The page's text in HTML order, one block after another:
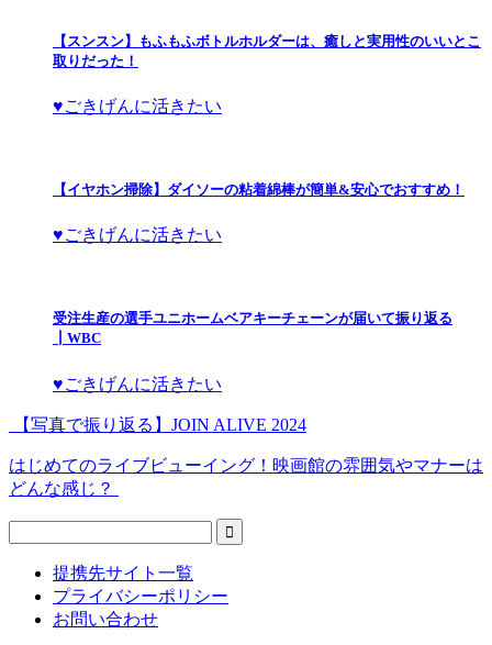
【スンスン】もふもふボトルホルダーは、癒しと実用性のいいとこ
取りだった！
♥ごきげんに活きたい
【イヤホン掃除】ダイソーの粘着綿棒が簡単&安心でおすすめ！
♥ごきげんに活きたい
受注生産の選手ユニホームベアキーチェーンが届いて振り返る
┃WBC
♥ごきげんに活きたい
【写真で振り返る】JOIN ALIVE 2024
はじめてのライブビューイング！映画館の雰囲気やマナーは
どんな感じ？
提携先サイト一覧
プライバシーポリシー
お問い合わせ